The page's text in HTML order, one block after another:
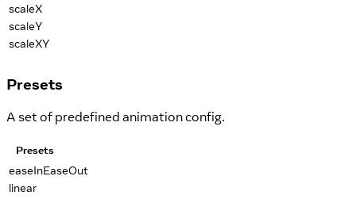
scaleX
scaleY
scaleXY
Presets
A set of predefined animation config.
Presets
easeInEaseOut
linear